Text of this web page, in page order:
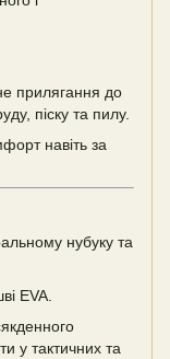
прилягання до
піску та пилу.
навіть за
нубуку та
EVA.
у тактичних та